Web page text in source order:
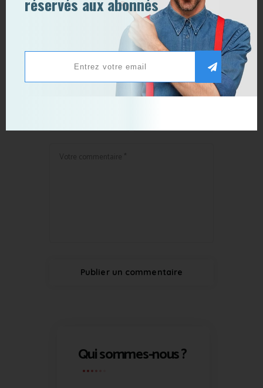
Quels sont les apports de
l’inbound marketing ?
Publier un commentaire
Qui sommes-nous ?